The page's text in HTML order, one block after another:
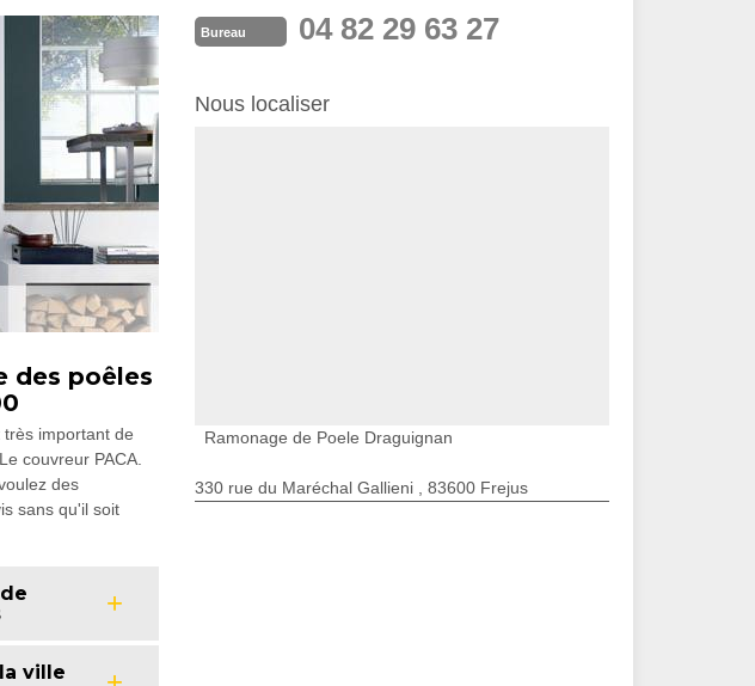
des poêles
important de
couvreur PACA.
des
sans qu'il soit
ville
Bureau 04 82 29 63 27
Nous localiser
Ramonage de Poele Draguignan
330 rue du Maréchal Gallieni , 83600 Frejus